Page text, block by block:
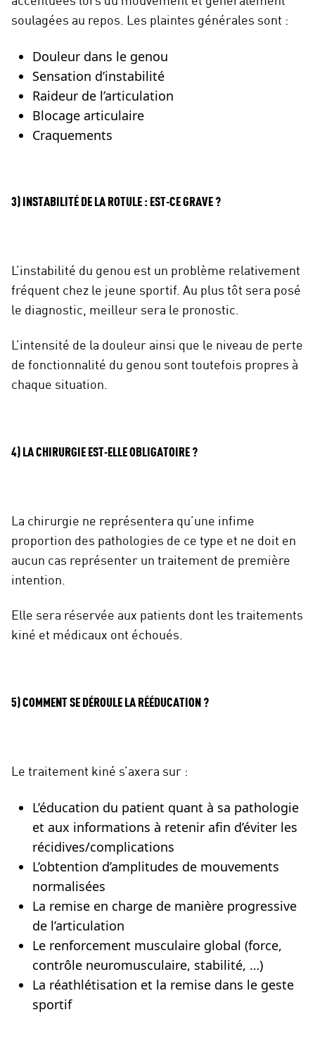
soulagées au repos. Les plaintes générales sont :
Douleur dans le genou
Sensation d’instabilité
Raideur de l’articulation
Blocage articulaire
Craquements
3) INSTABILITÉ DE LA ROTULE : EST-CE GRAVE ?
L’instabilité du genou est un problème relativement
fréquent chez le jeune sportif. Au plus tôt sera posé
le diagnostic, meilleur sera le pronostic.
L’intensité de la douleur ainsi que le niveau de perte
de fonctionnalité du genou sont toutefois propres à
chaque situation.
4) LA CHIRURGIE EST-ELLE OBLIGATOIRE ?
La chirurgie ne représentera qu’une infime
proportion des pathologies de ce type et ne doit en
aucun cas représenter un traitement de première
intention.
Elle sera réservée aux patients dont les traitements
kiné et médicaux ont échoués.
5) COMMENT SE DÉROULE LA RÉÉDUCATION ?
Le traitement kiné s’axera sur :
L’éducation du patient quant à sa pathologie
et aux informations à retenir afin d’éviter les
récidives/complications
L’obtention d’amplitudes de mouvements
normalisées
La remise en charge de manière progressive
de l’articulation
Le renforcement musculaire global (force,
contrôle neuromusculaire, stabilité, …)
La réathlétisation et la remise dans le geste
sportif